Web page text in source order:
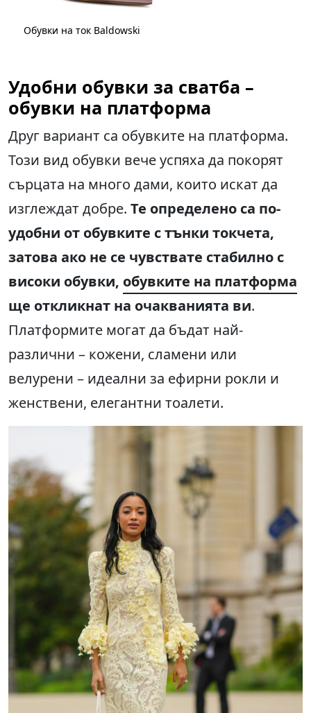
Обувки на ток Baldowski
Удобни обувки за сватба –
обувки на платформа
Друг вариант са обувките на платформа.
Този вид обувки вече успяха да покорят
сърцата на много дами, които искат да
изглеждат добре. Те определено са по-
удобни от обувките с тънки токчета,
затова ако не се чувствате стабилно с
високи обувки, обувките на платформа
ще откликнат на очакванията ви.
Платформите могат да бъдат най-
различни – кожени, сламени или
велурени – идеални за ефирни рокли и
женствени, елегантни тоалети.